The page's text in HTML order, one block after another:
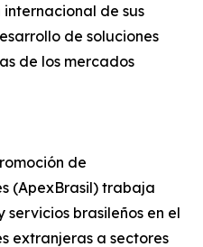
de sus
de soluciones
de los mercados
de
(ApexBrasil) trabaja
brasileños en el
extranjeras a sectores